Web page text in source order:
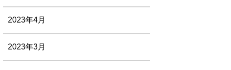
2023年4月
2023年3月